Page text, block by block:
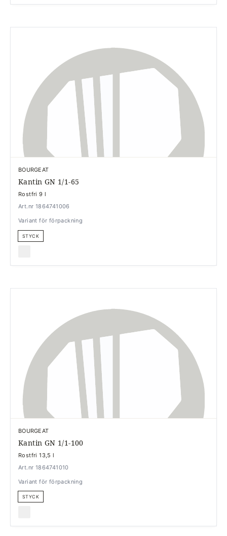
BOURGEAT
Kantin GN 1/1-65
Rostfri 9 l
Art.nr 1864741006
Variant för förpackning
STYCK
BOURGEAT
Kantin GN 1/1-100
Rostfri 13,5 l
Art.nr 1864741010
Variant för förpackning
STYCK